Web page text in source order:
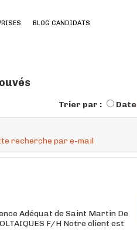
BLOG CANDIDATS
Trier par : Date
recherche par e-mail
Adéquat de Saint Martin De
F/H Notre client est